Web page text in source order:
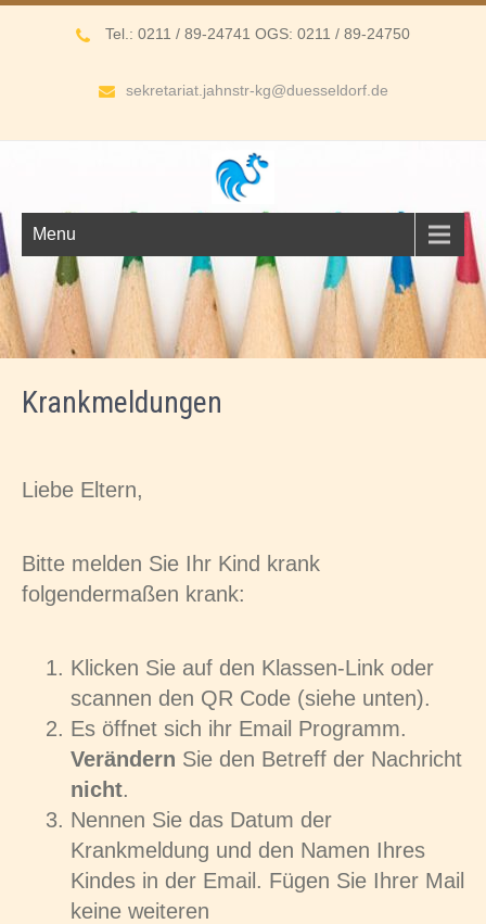
Tel.: 0211 / 89-24741 OGS: 0211 / 89-24750
sekretariat.jahnstr-kg@duesseldorf.de
Menu
Krankmeldungen
Liebe Eltern,
Bitte melden Sie Ihr Kind krank
folgendermaßen krank:
Klicken Sie auf den Klassen-Link oder
scannen den QR Code (siehe unten).
Es öffnet sich ihr Email Programm.
Verändern Sie den Betreff der Nachricht
nicht.
Nennen Sie das Datum der
Krankmeldung und den Namen Ihres
Kindes in der Email. Fügen Sie Ihrer Mail
keine weiteren